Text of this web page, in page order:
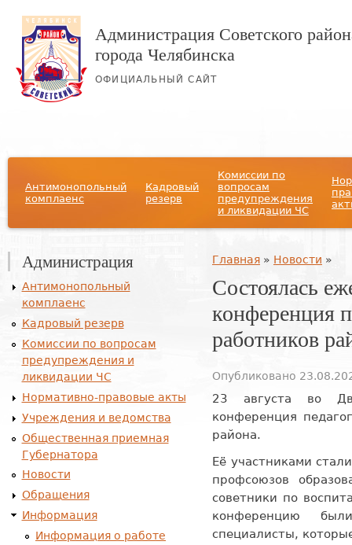
Администрация Советского
города Челябинска
ОФИЦИАЛЬНЫЙ САЙТ
Антимонопольный
комплаенс
Кадровый
резерв
Комиссии по
вопросам
предупреждения
и ликвидации ЧС
Вы здесь
Главная » Новости »
Состоялась
конференция
работников
Опубликовано
23 августа во
конференция
района.
Её участниками
профсоюзов
советники по
конференцию
специалисты,
Администрация
Антимонопольный
комплаенс
Кадровый резерв
Комиссии по вопросам
предупреждения и
ликвидации ЧС
Нормативно-правовые акты
Учреждения и ведомства
Общественная приемная
Губернатора
Новости
Обращения
Информация
Информация о работе